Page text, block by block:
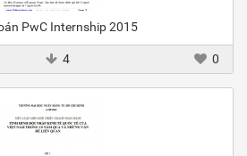
PwC Internship 2015
4 0